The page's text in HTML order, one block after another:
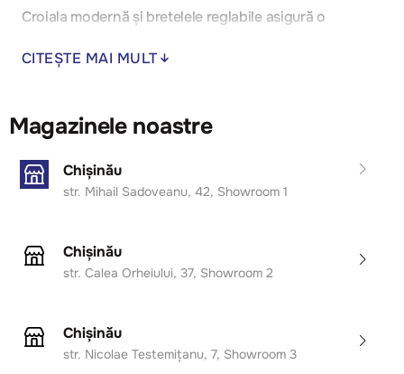
Croiala modernă și bretelele reglabile asigură o
Zonele întărite la genunchi cresc rezistența
Ideală pentru constructori, electricieni, mecanici,
instalatori și muncitori industriali.
Avantaje principale:
Zone întărite la genunchi;
Bretele reglabile pentru o potrivire perfectă;
Mărime: M (50) — potrivită pentru conformație
medie;
CITEȘTE MAI MULT
Magazinele noastre
Chișinău
str. Mihail Sadoveanu, 42, Showroom 1
Chișinău
str. Calea Orheiului, 37, Showroom 2
Chișinău
str. Nicolae Testemițanu, 7, Showroom 3